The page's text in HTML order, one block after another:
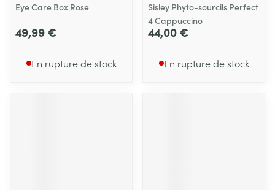
Eye Care Box Rose
49,99 €
En rupture de stock
Sisley Phyto-sourcils Perfect
4 Cappuccino
44,00 €
En rupture de stock